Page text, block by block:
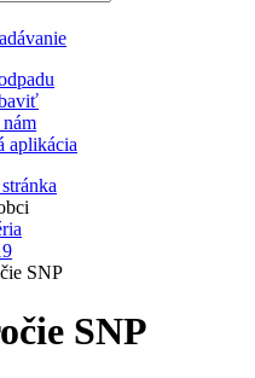
aplikácia
SNP
SNP